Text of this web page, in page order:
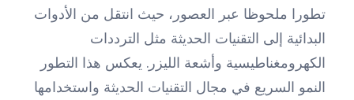
تطورا ملحوظا عبر العصور، حيث انتقل من الأدوات
البدائية إلى التقنيات الحديثة مثل الترددات
الكهرومغناطيسية وأشعة الليزر. يعكس هذا التطور
النمو السريع في مجال التقنيات الحديثة واستخدامها